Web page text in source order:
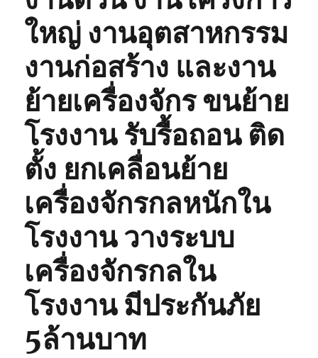
ใหญ่ งานอุตสาหกรรม
งานก่อสร้าง และงาน
ย้ายเครื่องจักร ขนย้าย
โรงงาน รับรื้อถอน ติด
ตั้ง ยกเคลื่อนย้าย
เครื่องจักรกลหนักใน
โรงงาน วางระบบ
เครื่องจักรกลใน
โรงงาน มีประกันภัย
5ล้านบาท